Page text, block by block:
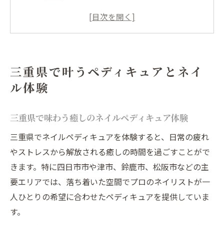
ネイル好き必見の三重県ペディキュア事情
初めてでも安心な三重県のネイル体験ポイ
ント
三重県で理想のネイルを見つけるための選
び方
ネイル選びを三重県で失敗しないためのチ
ェック点
三重県でネイルにこだわる人が重視するポ
イント
三重県で叶うペディキュアとネイ
ル体験
三重県で味わう癒しのネイルペディキュア体験
三重県でネイルペディキュアを体験すると、日常の疲れ
やストレスから解放される癒しの時間を過ごすことがで
きます。特に四日市市や津市、鈴鹿市、松阪市などの主
要エリアでは、落ち着いた空間でプロのネイリストが一
人ひとりの希望に合わせたペディキュアを提供していま
す。